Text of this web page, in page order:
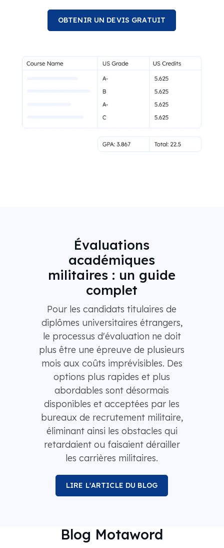
OBTENIR UN DEVIS GRATUIT
Évaluations
académiques
militaires : un guide
complet
Pour les candidats titulaires de
diplômes universitaires étrangers,
le processus d'évaluation ne doit
plus être une épreuve de plusieurs
mois aux coûts imprévisibles. Des
options plus rapides et plus
abordables sont désormais
disponibles et acceptées par les
bureaux de recrutement militaire,
éliminant ainsi les obstacles qui
retardaient ou faisaient dérailler
les carrières militaires.
LIRE L'ARTICLE DU BLOG
Blog Motaword